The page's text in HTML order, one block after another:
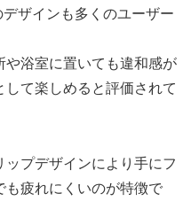
ザインも多くのユーザー
浴室に置いても違和感が
て楽しめると評価されて
プデザインにより手にフ
も疲れにくいのが特徴で